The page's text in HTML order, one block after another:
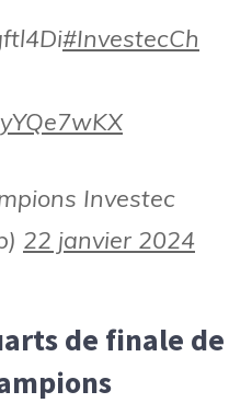
#InvestecCh
Investec
22 janvier 2024
de finale de